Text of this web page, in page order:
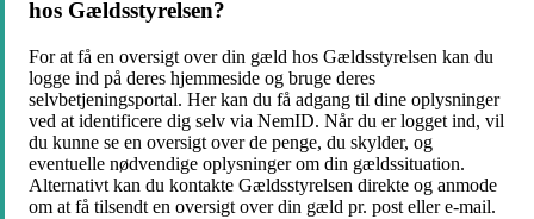
hos Gældsstyrelsen?
For at få en oversigt over din gæld hos Gældsstyrelsen kan du
logge ind på deres hjemmeside og bruge deres
selvbetjeningsportal. Her kan du få adgang til dine oplysninger
ved at identificere dig selv via NemID. Når du er logget ind, vil
du kunne se en oversigt over de penge, du skylder, og
eventuelle nødvendige oplysninger om din gældssituation.
Alternativt kan du kontakte Gældsstyrelsen direkte og anmode
om at få tilsendt en oversigt over din gæld pr. post eller e-mail.